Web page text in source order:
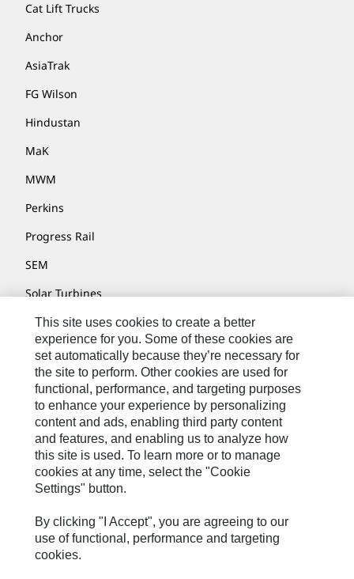
Cat Lift Trucks
Anchor
AsiaTrak
FG Wilson
Hindustan
MaK
MWM
Perkins
Progress Rail
SEM
Solar Turbines
SPM Oil & Gas
Turner Powertrain Systems
Контакты
Карта Сайта
Cookie Settings
Юридическое Уведомление
Конфиденциальность
Cat.com
This site uses cookies to create a better
experience for you. Some of these cookies are
set automatically because they’re necessary for
the site to perform. Other cookies are used for
functional, performance, and targeting purposes
to enhance your experience by personalizing
content and ads, enabling third party content
and features, and enabling us to analyze how
this site is used. To learn more or to manage
cookies at any time, select the "Cookie
Settings" button.
By clicking "I Accept", you are agreeing to our
use of functional, performance and targeting
cookies.